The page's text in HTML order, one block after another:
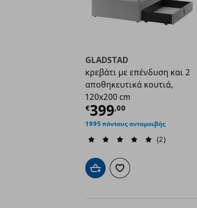
GLADSTAD
κρεβάτι με επένδυση και 2
αποθηκευτικά κουτιά,
120x200 cm
€399,00
Τρέχουσα τιμή
1995 πόντους ανταμοιβής
(2)
Προσθήκη στο καλάθι
Προσθήκη στα αγαπημένα